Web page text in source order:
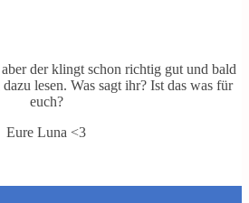
der klingt schon richtig gut und bald
lesen. Was sagt ihr? Ist das was für
euch?
Eure Luna <3